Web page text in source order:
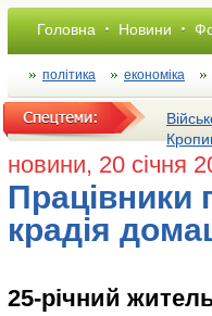
Головна Новини
політика економіка
новини, 20 січня
Працівники
крадія
25-річний